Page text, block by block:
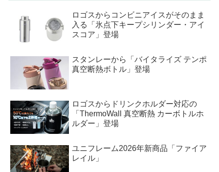
ロゴスからコンビニアイスがそのまま
入る「氷点下キープシリンダー・アイ
スコア」登場
スタンレーから「バイタライズ テンポ
真空断熱ボトル」登場
ロゴスからドリンクホルダー対応の
「ThermoWall 真空断熱 カーボトルホ
ルダー」登場
ユニフレーム2026年新商品「ファイア
レイル」